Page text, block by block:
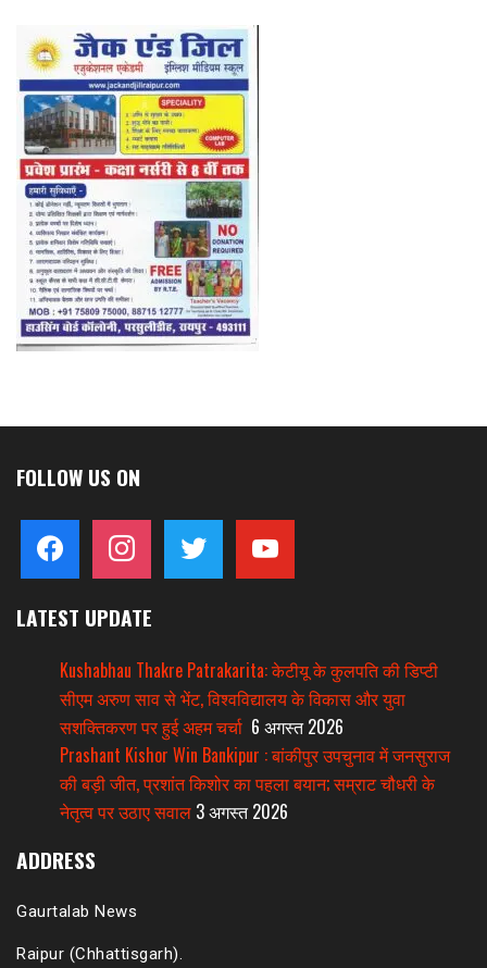
FOLLOW US ON
facebook instagram twitter youtube
LATEST UPDATE
Kushabhau Thakre Patrakarita: केटीयू के कुलपति की डिप्टी
सीएम अरुण साव से भेंट, विश्वविद्यालय के विकास और युवा
सशक्तिकरण पर हुई अहम चर्चा 6 अगस्त 2026
Prashant Kishor Win Bankipur : बांकीपुर उपचुनाव में जनसुराज
की बड़ी जीत, प्रशांत किशोर का पहला बयान; सम्राट चौधरी के
नेतृत्व पर उठाए सवाल 3 अगस्त 2026
ADDRESS
Gaurtalab News
Raipur (Chhattisgarh).